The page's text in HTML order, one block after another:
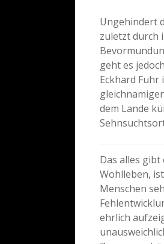
Ungehindert
zuletzt durch
geht es
Eckhard
dem Lande
Das alles
Wohlleben,
Menschen
ehrlich